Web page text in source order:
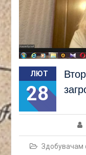
ЛЮТ
28
Здобувачам